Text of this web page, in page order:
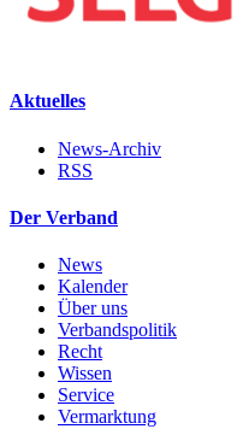
Aktuelles
News-Archiv
RSS
Der Verband
News
Kalender
Über uns
Verbandspolitik
Recht
Wissen
Service
Vermarktung